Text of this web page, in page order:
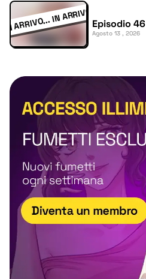
Episodio 46
Agosto 13 , 2026